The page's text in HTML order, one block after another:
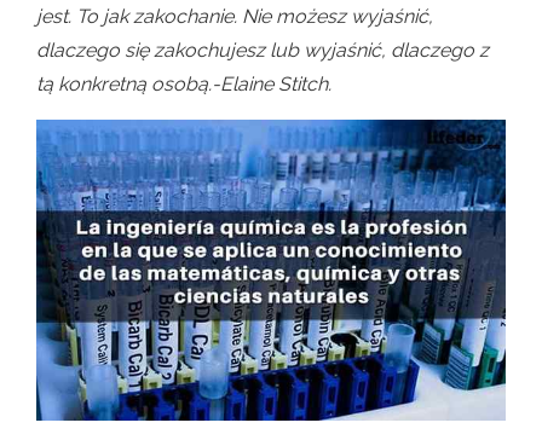
jest. To jak zakochanie. Nie możesz wyjaśnić,
dlaczego się zakochujesz lub wyjaśnić, dlaczego z
tą konkretną osobą.-Elaine Stitch.